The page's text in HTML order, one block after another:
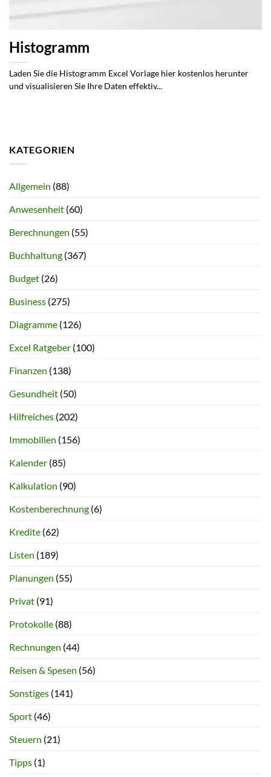
Histogramm
Laden Sie die Histogramm Excel Vorlage hier kostenlos herunter
und visualisieren Sie Ihre Daten effektiv...
KATEGORIEN
Allgemein (88)
Anwesenheit (60)
Berechnungen (55)
Buchhaltung (367)
Budget (26)
Business (275)
Diagramme (126)
Excel Ratgeber (100)
Finanzen (138)
Gesundheit (50)
Hilfreiches (202)
Immobilien (156)
Kalender (85)
Kalkulation (90)
Kostenberechnung (6)
Kredite (62)
Listen (189)
Planungen (55)
Privat (91)
Protokolle (88)
Rechnungen (44)
Reisen & Spesen (56)
Sonstiges (141)
Sport (46)
Steuern (21)
Tipps (1)